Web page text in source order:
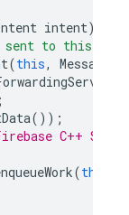
intent)
sent to this
(this,
());
C++
(this